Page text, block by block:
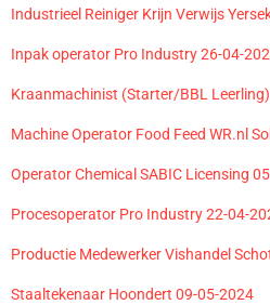
Industrieel Reiniger Krijn Verwijs
Inpak operator Pro Industry 26-04-
Kraanmachinist (Starter/BBL
Machine Operator Food Feed WR.nl
Operator Chemical SABIC Licensing
Procesoperator Pro Industry 22-04-
Productie Medewerker Vishandel
Staaltekenaar Hoondert 09-05-2024